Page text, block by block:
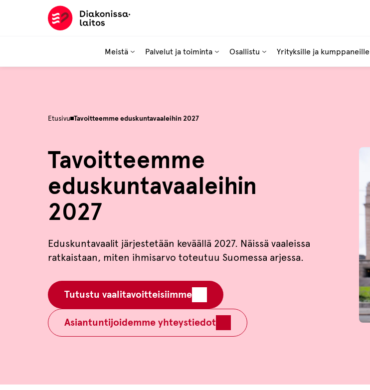
Meistä Palvelut ja toiminta Osallistu Yrityksille ja kumppaneille
Etusivu Tavoitteemme eduskuntavaaleihin 2027
Tavoitteemme
eduskuntavaaleihin
2027
Eduskuntavaalit järjestetään keväällä 2027. Näissä vaaleissa
ratkaistaan, miten ihmisarvo toteutuu Suomessa arjessa.
Tutustu vaalitavoitteisiimme
Asiantuntijoidemme yhteystiedot